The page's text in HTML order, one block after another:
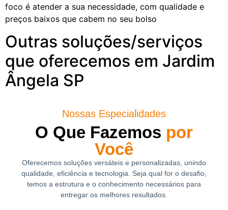
foco é atender a sua necessidade, com qualidade e
preços baixos que cabem no seu bolso
Outras soluções/serviços
que oferecemos em Jardim
Ângela SP
Nossas Especialidades
O Que Fazemos por
Você
Oferecemos soluções versáteis e personalizadas, unindo
qualidade, eficiência e tecnologia. Seja qual for o desafio,
temos a estrutura e o conhecimento necessários para
entregar os melhores resultados.